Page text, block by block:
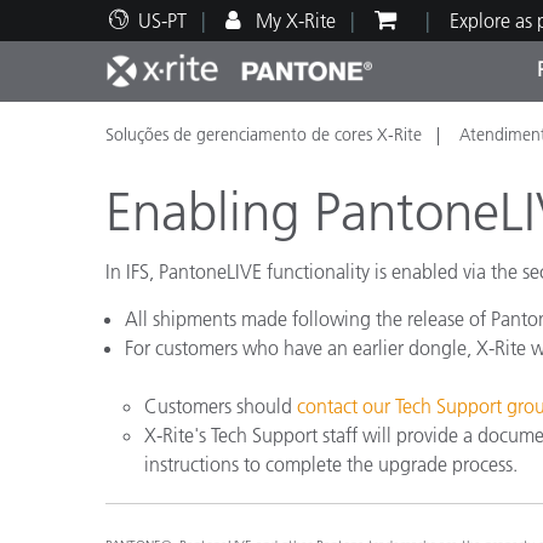
US-PT My X-Rite Explore as
Principais produtos
Impressão e Embalagem
Suporte Técnico
Recursos Educacionais
Soluções de gerenciamento de cores X-Rite
Enabling
In IFS, PantoneLIVE functionality is enabled via the
All shipments made following the release of
For customers who have an earlier dongle, X-Rite
Customers should contact our Tech Support
X-Rite's Tech Support staff will provide a
instructions to complete the upgrade process.